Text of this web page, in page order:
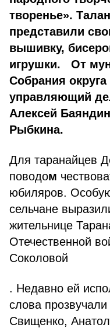
творенье».
представили
вышивку,
игрушки. От
Собрания
управляющий
Алексей
Рыбкина.
Для таранайцев
поводом
юбиляров.
сельчане
жительнице
Отечественной
Соколовой
. Недавно ей
слова
Свищенко,